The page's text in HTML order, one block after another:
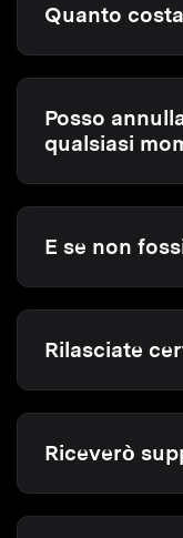
Quanto
Posso
qualsiasi
E se non
Rilasciate
Riceverò